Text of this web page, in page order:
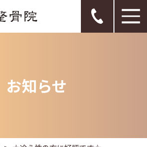
お知らせ